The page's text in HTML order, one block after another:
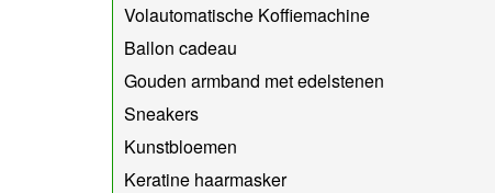
Volautomatische Koffiemachine
Ballon cadeau
Gouden armband met edelstenen
Sneakers
Kunstbloemen
Keratine haarmasker